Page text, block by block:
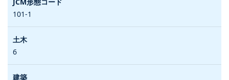
101-1
6